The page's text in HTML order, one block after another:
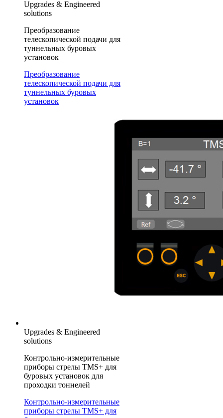
Upgrades & Engineered
solutions
Преобразование
телескопической подачи для
туннельных буровых
установок
Преобразование
телескопической подачи для
туннельных буровых
установок
Upgrades & Engineered
solutions
Контрольно-измерительные
приборы стрелы TMS+ для
буровых установок для
проходки тоннелей
Контрольно-измерительные
приборы стрелы TMS+ для